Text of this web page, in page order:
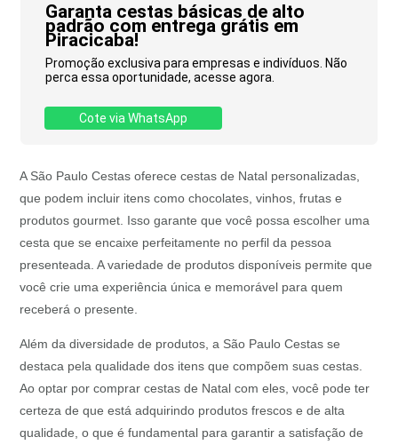
Garanta cestas básicas de alto
padrão com entrega grátis em
Piracicaba!
Promoção exclusiva para empresas e indivíduos. Não
perca essa oportunidade, acesse agora.
Cote via WhatsApp
A São Paulo Cestas oferece cestas de Natal personalizadas,
que podem incluir itens como chocolates, vinhos, frutas e
produtos gourmet. Isso garante que você possa escolher uma
cesta que se encaixe perfeitamente no perfil da pessoa
presenteada. A variedade de produtos disponíveis permite que
você crie uma experiência única e memorável para quem
receberá o presente.
Além da diversidade de produtos, a São Paulo Cestas se
destaca pela qualidade dos itens que compõem suas cestas.
Ao optar por comprar cestas de Natal com eles, você pode ter
certeza de que está adquirindo produtos frescos e de alta
qualidade, o que é fundamental para garantir a satisfação de